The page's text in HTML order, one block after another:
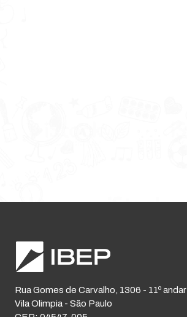
Rua Gomes de Carvalho, 1306 - 11º andar
Vila Olimpia - São Paulo